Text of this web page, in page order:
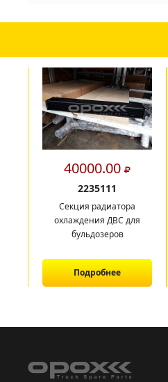
40000.00
2235111
Секция радиатора
охлаждения ДВС для
бульдозеров
Подробнее